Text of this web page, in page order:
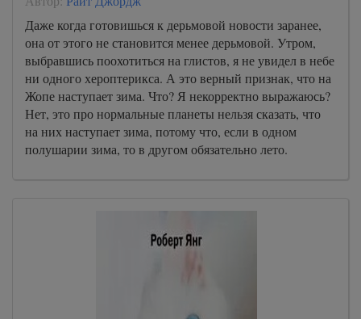
Даже когда готовишься к дерьмовой новости заранее,
она от этого не становится менее дерьмовой. Утром,
выбравшись поохотиться на глистов, я не увидел в небе
ни одного хероптерикса. А это верный признак, что на
Жопе наступает зима. Что? Я некорректно выражаюсь?
Нет, это про нормальные планеты нельзя сказать, что
на них наступает зима, потому что, если в одном
полушарии зима, то в другом обязательно лето.